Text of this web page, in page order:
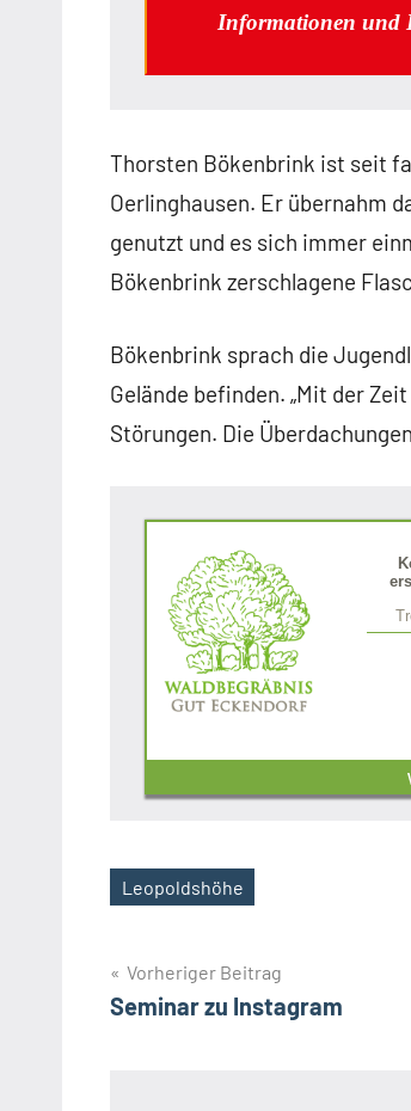
Informationen und
Thorsten Bökenbrink ist seit
Oerlinghausen. Er übernahm
genutzt und es sich immer
Bökenbrink zerschlagene
Bökenbrink sprach die
Gelände befinden. „Mit der
Störungen. Die
Schlagwörter
Leopoldshöhe
Beitragsnavigation
Vorheriger Beitrag
Seminar zu Instagram